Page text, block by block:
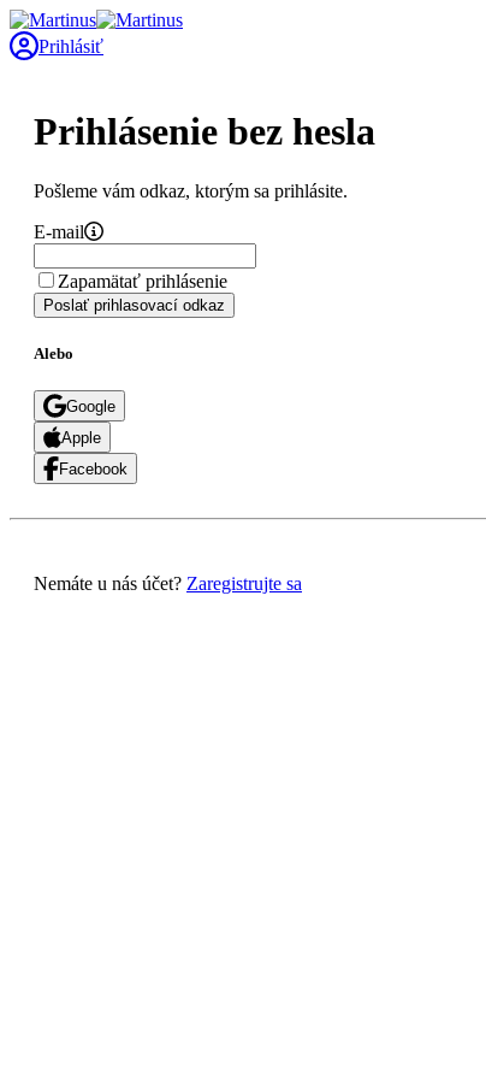
Prihlásiť
Prihlásenie bez hesla
Pošleme vám odkaz, ktorým sa prihlásite.
E-mail
Zapamätať prihlásenie
Poslať prihlasovací odkaz
Alebo
Google
Apple
Facebook
Nemáte u nás účet? Zaregistrujte sa